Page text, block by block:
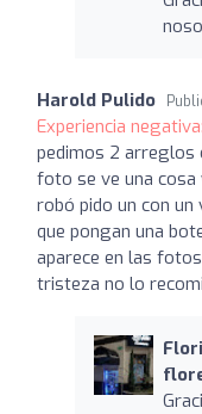
Harold Pulido
Experiencia negativa:
pedimos 2 arreglos
foto se ve una
robó pido un con
que pongan una
aparece en las
tristeza no lo